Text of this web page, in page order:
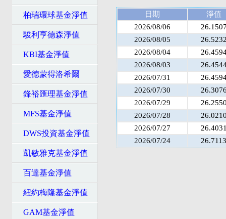
柏瑞環球基金淨值
駿利亨德森淨值
KBI基金淨值
愛德蒙得洛希爾
鋒裕匯理基金淨值
MFS基金淨值
DWS投資基金淨值
凱敏雅克基金淨值
百達基金淨值
紐約梅隆基金淨值
GAM基金淨值
日期
淨值
2026/08/06
2026/08/05
2026/08/04
2026/08/03
2026/07/31
2026/07/30
2026/07/29
2026/07/28
2026/07/27
2026/07/24
26.7113